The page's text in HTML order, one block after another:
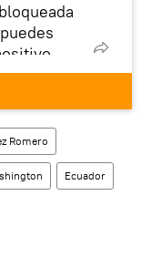
puedes
red
Romero
Ecuador